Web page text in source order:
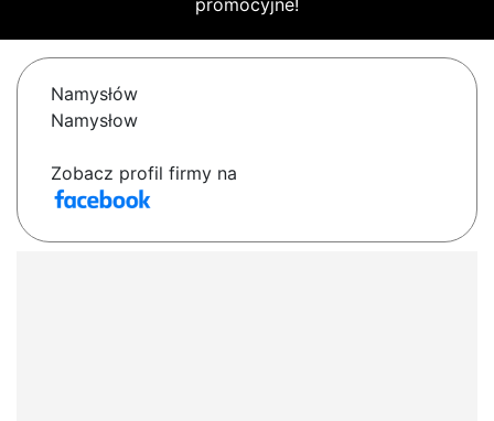
promocyjne!
Namysłów
Namysłow
Zobacz profil firmy na